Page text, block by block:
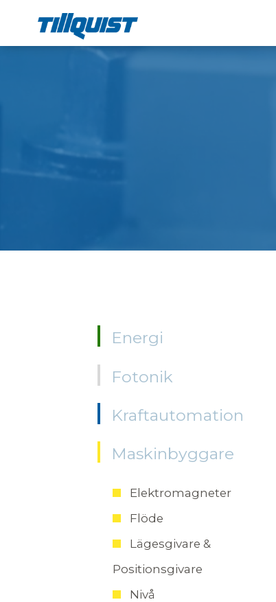
Energi
Fotonik
Kraftautomation
Maskinbyggare
Elektromagneter
Flöde
Lägesgivare &
Positionsgivare
Nivå